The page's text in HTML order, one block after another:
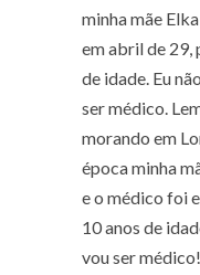
minha mãe
em abril de 29,
de idade. Eu
ser médico.
morando em
época minha
e o médico foi
10 anos de
vou ser